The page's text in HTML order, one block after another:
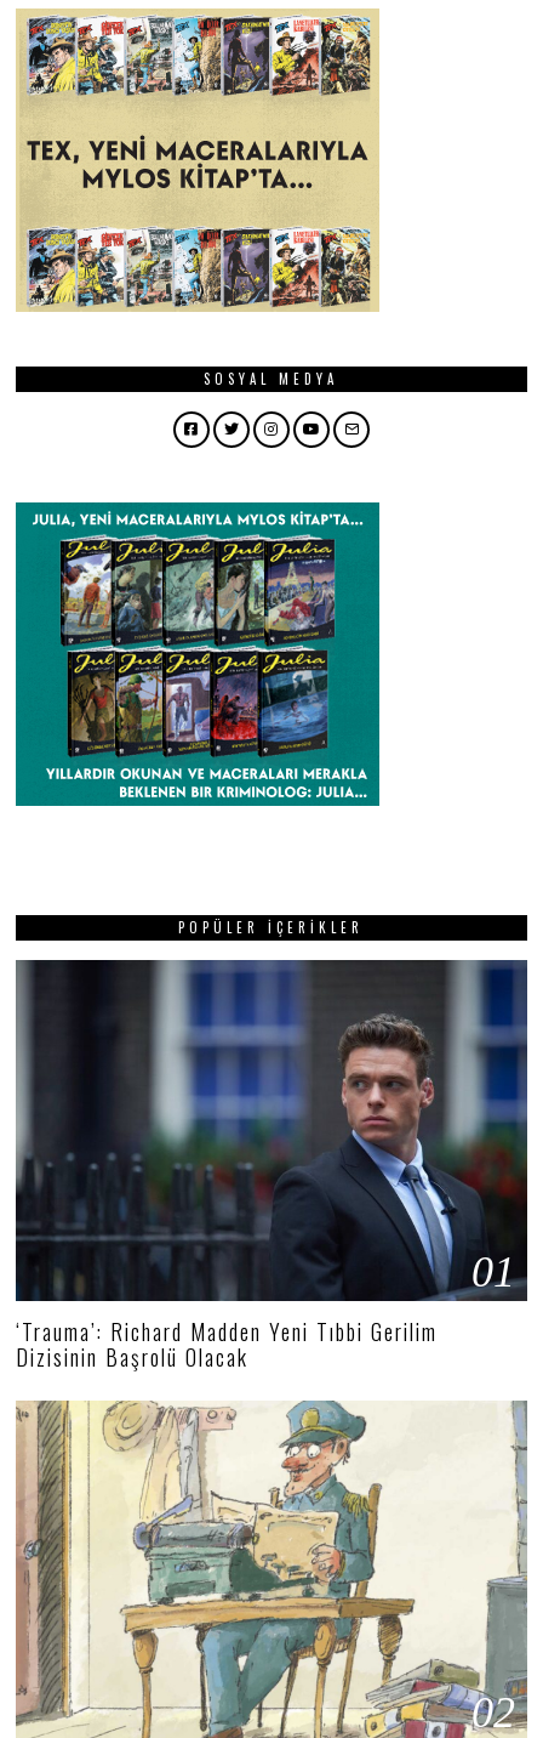
SOSYAL MEDYA
Facebook
TwitterInstagram
YouTubeEmail
POPÜLER İÇERIKLER
01
‘Trauma’: Richard Madden Yeni Tıbbi Gerilim
Dizisinin Başrolü Olacak
02